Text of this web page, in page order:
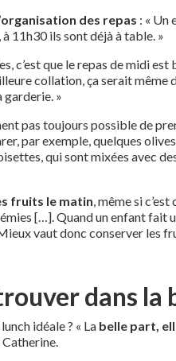
des repas : « Un
11h30 ils sont déjà à table. »
c’est que le repas de midi
collation, ça serait même
garderie. »
pas toujours possible de
par exemple, quelques
qui sont mixées avec
fruits le matin, même si
[…]. Quand un enfant fait
vaut donc conserver les
dans la
idéale ? « La belle part,